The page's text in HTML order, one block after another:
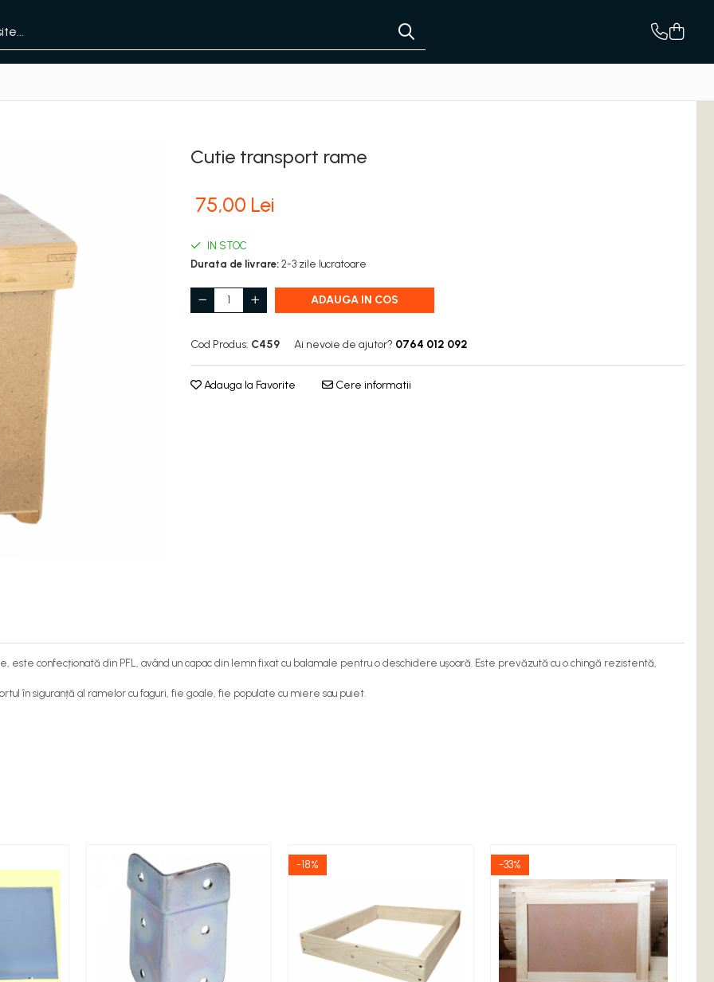
Cutie transport rame
75,00 Lei
IN STOC
Durata de livrare: 2-3 zile lucratoare
ADAUGA IN COS
Cod Produs: C459 Ai nevoie de ajutor? 0764 012 092
Adauga la Favorite Cere informatii
confecționată din PFL, având un capac din lemn fixat cu balamale pentru o deschidere ușoară. Este prevăzută cu o chingă rezistentă,
în siguranță al ramelor cu faguri, fie goale, fie populate cu miere sau puiet.
-18% -33%